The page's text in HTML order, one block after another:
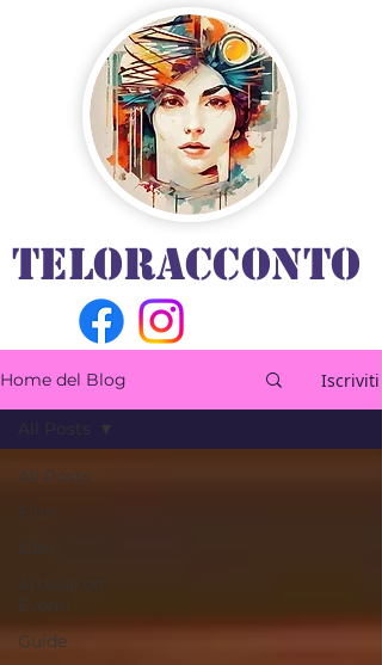
TELORACCONTO
Home del Blog Iscriviti
All Posts
Film
Libri
Articoli ed
Eventi
Guide